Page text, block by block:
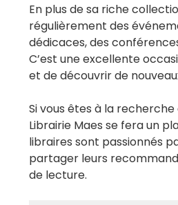
En plus de sa riche
régulièrement des
dédicaces, des
C’est une excellente
et de découvrir de
Si vous êtes à la recherche
Librairie Maes se fera un
libraires sont passionnés
partager leurs
de lecture.